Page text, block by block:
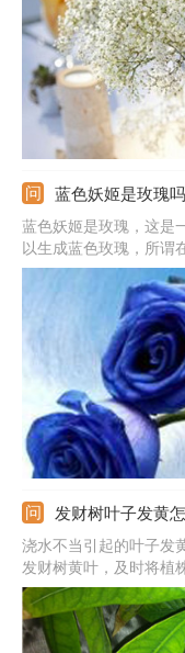
蓝色妖姬是玫瑰吗
蓝色妖姬是玫瑰，这是
以生成蓝色玫瑰，所谓
成长初期，还未长成成
色染色剂染制而成。
发财树叶子发黄
浇水不当引起的叶子发
发财树黄叶，及时将植
部腐烂，将植株脱盆，